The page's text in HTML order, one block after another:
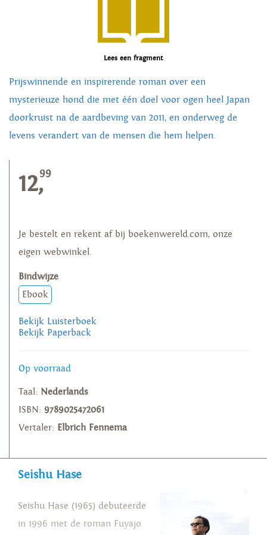
Lees een fragment
Prijswinnende en inspirerende roman over een
mysterieuze hond die met één doel voor ogen heel Japan
doorkruist na de aardbeving van 2011, en onderweg de
levens verandert van de mensen die hem helpen.
12,99
Je bestelt en rekent af bij boekenwereld.com, onze
eigen webwinkel.
Bindwijze
Ebook
Bekijk Luisterboek
Bekijk Paperback
Op voorraad
Taal: Nederlands
ISBN: 9789025472061
Vertaler: Elbrich Fennema
Seishu Hase
Seishu Hase (1965) debuteerde
in 1996 met de roman Fuyajo